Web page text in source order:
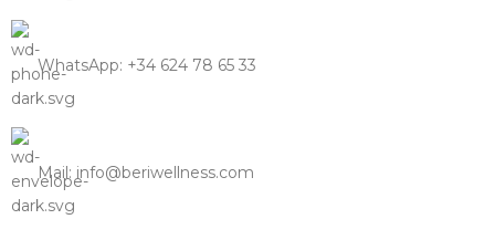
WhatsApp: +34 624 78 65 33
Mail: info@beriwellness.com